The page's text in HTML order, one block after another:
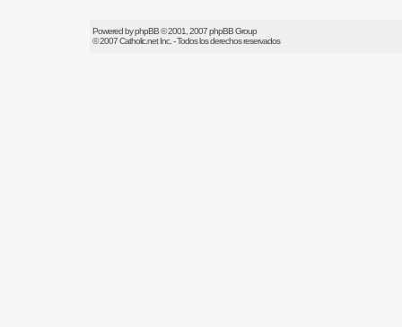
Powered byphpBB© 2001, 2007 phpBB Group
© 2007Catholic.netInc. - Todos los derechos reservados